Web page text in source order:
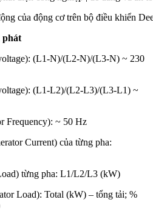
của động cơ trên bộ điều khiển
phát
(L1-N)/(L2-N)/(L3-N) ~ 230
(L1-L2)/(L2-L3)/(L3-L1) ~
Frequency): ~ 50 Hz
Current) của từng pha:
từng pha: L1/L2/L3 (kW)
Load): Total (kW) – tổng tải; %